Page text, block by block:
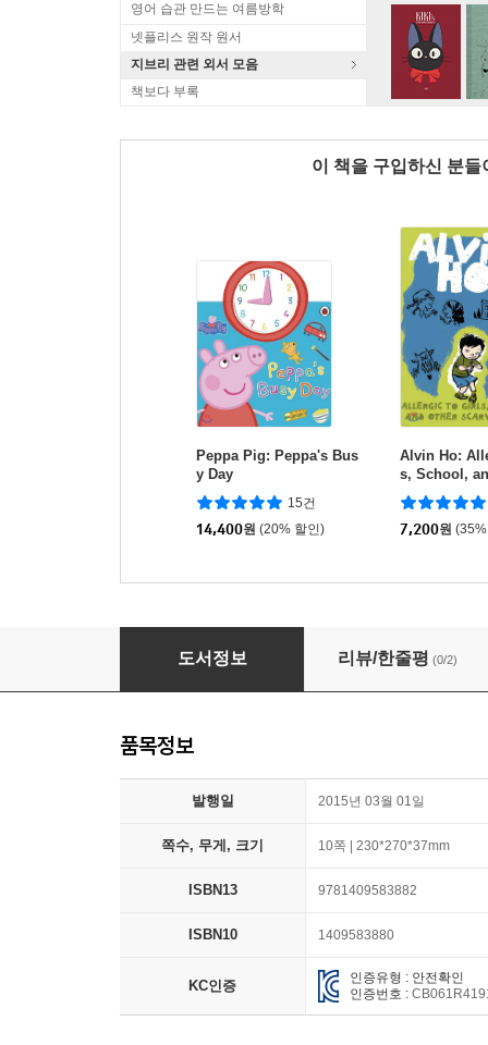
영어 습관 만드는 여름방학
넷플리스 원작 원서
지브리 관련 외서 모음
책보다 부록
이 책을 구입하신 분
Peppa Pig: Peppa's Bus
y Day
15건
14,400원 (20% 할인)
Alvin Ho:
s, School,
ry Things
7,200원
Wind-up Ladybird
도서정보 리뷰/한줄평 (0/2)
품목정보
발행일 2015년 03월 01일
쪽수, 무게, 크기 10쪽 | 230*270*37mm
ISBN13 9781409583882
ISBN10 1409583880
KC인증
인증유형 : 안전확인
인증번호 :